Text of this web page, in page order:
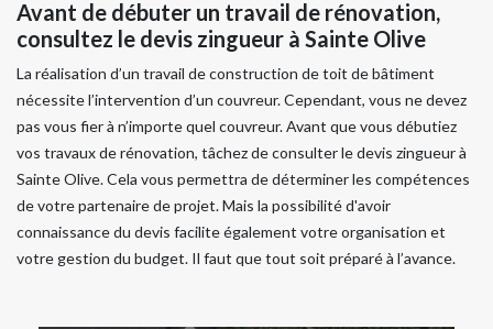
Avant de débuter un travail de rénovation,
consultez le devis zingueur à Sainte Olive
La réalisation d’un travail de construction de toit de bâtiment
nécessite l’intervention d’un couvreur. Cependant, vous ne devez
pas vous fier à n’importe quel couvreur. Avant que vous débutiez
vos travaux de rénovation, tâchez de consulter le devis zingueur à
Sainte Olive. Cela vous permettra de déterminer les compétences
de votre partenaire de projet. Mais la possibilité d'avoir
connaissance du devis facilite également votre organisation et
votre gestion du budget. Il faut que tout soit préparé à l’avance.